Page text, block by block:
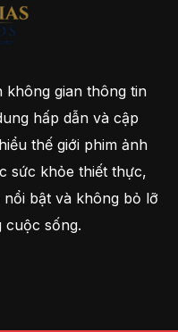
không gian thông tin
hấp dẫn và cập
thế giới phim ảnh
sức khỏe thiết thực,
bật và không bỏ lỡ
cuộc sống.